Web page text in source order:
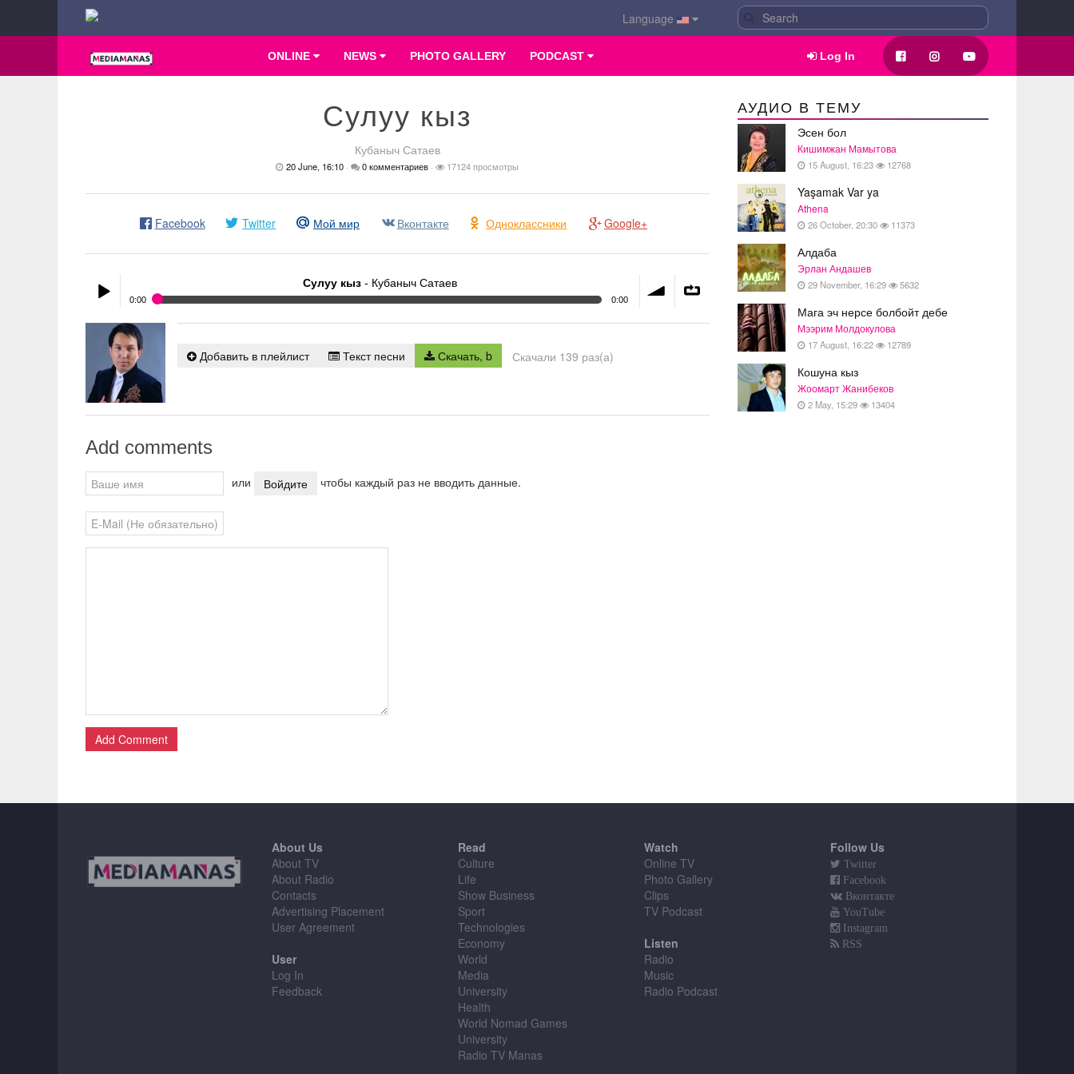
Language
ONLINE NEWS PHOTO GALLERY PODCAST Log In
Сулуу кыз
Кубаныч Сатаев
20 June, 16:10 · 0 комментариев · 17124 просмотры
Facebook Twitter Мой мир Вконтакте Одноклассники Google+
Play /
pause
Сулуу кыз- Кубаныч Сатаев
0:00 0:00
Сулуу кыз- Кубаныч Сатаев
Добавить в плейлист Текст песни Скачать, b Скачали 139 раз(а)
Add comments
или Войдите чтобы каждый раз не вводить данные.
Add Comment
АУДИО В ТЕМУ
Эсен бол
Кишимжан Мамытова
15 August, 16:23 12768
Yaşamak Var ya
Athena
26 October, 20:30 11373
Алдаба
Эрлан Андашев
29 November, 16:29 5632
Мага эч нерсе болбойт дебе
Мээрим Молдокулова
17 August, 16:22 12789
Кошуна кыз
Жоомарт Жанибеков
2 May, 15:29 13404
About Us
About TV
About Radio
Contacts
Advertising Placement
User Agreement
User
Log In
Feedback
Read
Culture
Life
Show Business
Sport
Technologies
Economy
World
Media
University
Health
World Nomad Games
University
Radio TV Manas
Watch
Online TV
Photo Gallery
Clips
TV Podcast
Listen
Radio
Music
Radio Podcast
Follow Us
Twitter
Facebook
Вконтакте
YouTube
Instagram
RSS